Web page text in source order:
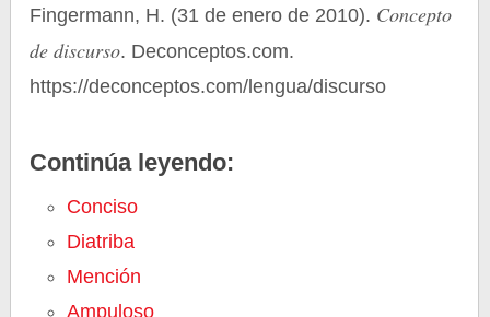
Fingermann, H. (31 de enero de 2010). Concepto
de discurso. Deconceptos.com.
https://deconceptos.com/lengua/discurso
Continúa leyendo:
Conciso
Diatriba
Mención
Ampuloso